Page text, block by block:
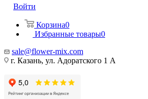
Войти
Корзина0
Избранные товары0
sale@flower-mix.com
г. Казань, ул. Адоратского 1 А